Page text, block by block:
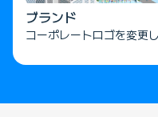
ブランド
コーポレートロゴを変更